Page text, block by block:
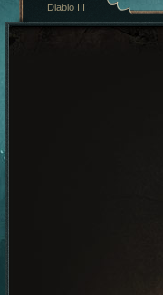
Diablo III